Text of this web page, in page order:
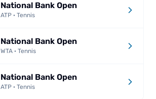
National Bank Open
ATP · Tennis
National Bank Open
WTA · Tennis
National Bank Open
ATP · Tennis